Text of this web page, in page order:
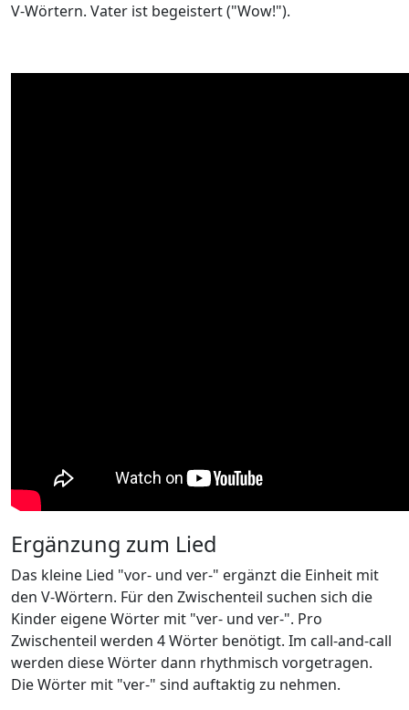
V-Wörtern. Vater ist begeistert ("Wow!").
Ergänzung zum Lied
Das kleine Lied "vor- und ver-" ergänzt die Einheit mit
den V-Wörtern. Für den Zwischenteil suchen sich die
Kinder eigene Wörter mit "ver- und ver-". Pro
Zwischenteil werden 4 Wörter benötigt. Im call-and-call
werden diese Wörter dann rhythmisch vorgetragen.
Die Wörter mit "ver-" sind auftaktig zu nehmen.